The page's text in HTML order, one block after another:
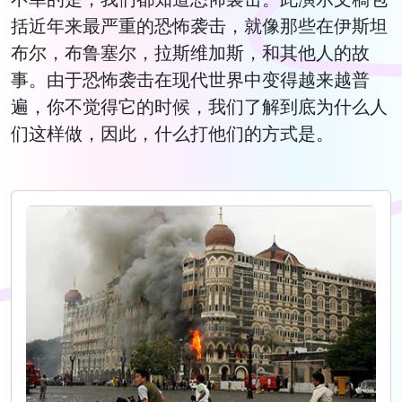
括近年来最严重的恐怖袭击，就像那些在伊斯坦
布尔，布鲁塞尔，拉斯维加斯，和其他人的故
事。由于恐怖袭击在现代世界中变得越来越普
遍，你不觉得它的时候，我们了解到底为什么人
们这样做，因此，什么打他们的方式是。